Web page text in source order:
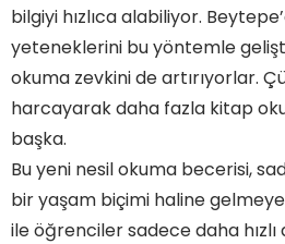
bilgiyi hızlıca alabiliyor.
yeteneklerini bu yöntemle
okuma zevkini de artırıyorlar.
harcayarak daha fazla kitap
başka.
Bu yeni nesil okuma becerisi,
bir yaşam biçimi haline gelmeye
ile öğrenciler sadece daha hızlı